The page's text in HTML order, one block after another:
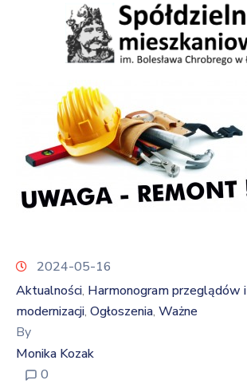
2024-05-16
Aktualności‚ Harmonogram przeglądów i
modernizacji‚ Ogłoszenia‚ Ważne
By
Monika Kozak
0